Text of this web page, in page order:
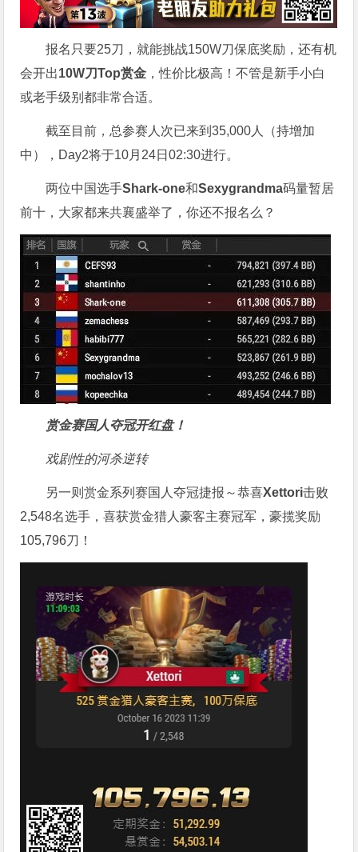
报名只要25刀，就能挑战150W刀保底奖励，还有机
会开出10W刀Top赏金 ，性价比极高！不管是新手小白
或老手级别都非常合适。
截至目前，总参赛人次已来到35,000人（持增加
中），Day2将于10月24日02:30进行。
两位中国选手Shark-one和Sexygrandma码量暂居
前十，大家都来共襄盛举了，你还不报名么？
赏金赛国人夺冠开红盘！
戏剧性的河杀逆转
另一则赏金系列赛国人夺冠捷报～恭喜Xettori击败
2,548名选手，喜获赏金猎人豪客主赛冠军，豪揽奖励
105,796刀！